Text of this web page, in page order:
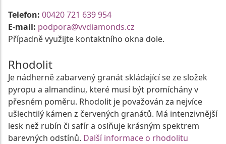
Telefon: 00420 721 639 954
E-mail: podpora@vvdiamonds.cz
Případně využijte kontaktního okna dole.
Rhodolit
Je nádherně zabarvený granát skládající se ze složek
pyropu a almandinu, které musí být promíchány v
přesném poměru. Rhodolit je považován za nejvíce
ušlechtilý kámen z červených granátů. Má intenzivnější
lesk než rubín či safír a oslňuje krásným spektrem
barevných odstínů. Další informace o rhodolitu